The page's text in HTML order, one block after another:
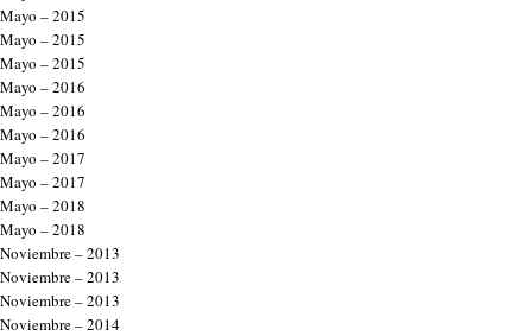
Mayo – 2015
Mayo – 2015
Mayo – 2015
Mayo – 2016
Mayo – 2016
Mayo – 2016
Mayo – 2017
Mayo – 2017
Mayo – 2018
Mayo – 2018
Noviembre – 2013
Noviembre – 2013
Noviembre – 2013
Noviembre – 2014